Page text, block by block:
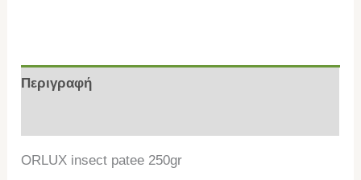
Περιγραφή
ORLUX insect patee 250gr